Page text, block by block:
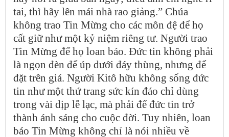
tai, thì hãy lên mái nhà rao giảng.” Chúa
không trao Tin Mừng cho các môn đệ để họ
cất giữ như một kỷ niệm riêng tư. Người trao
Tin Mừng để họ loan báo. Đức tin không phải
là ngọn đèn để úp dưới đáy thùng, nhưng để
đặt trên giá. Người Kitô hữu không sống đức
tin như một thứ trang sức kín đáo chỉ dùng
trong vài dịp lễ lạc, mà phải để đức tin trở
thành ánh sáng cho cuộc đời. Tuy nhiên, loan
báo Tin Mừng không chỉ là nói nhiều về